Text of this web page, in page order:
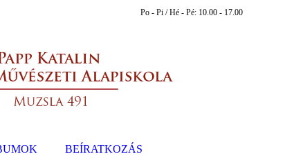
Po - Pi / Hé - Pé: 10.00 - 17.00
BEÍRATKOZÁS